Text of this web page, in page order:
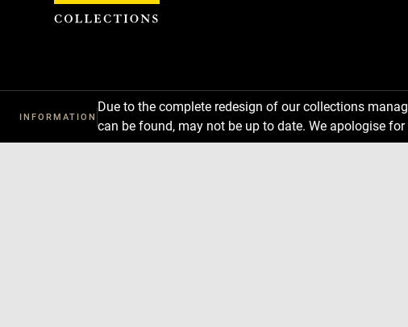
INFORMATION
Due to the complete redesign of our collections
can be found, may not be up to date. We apologise
Cookies management panel